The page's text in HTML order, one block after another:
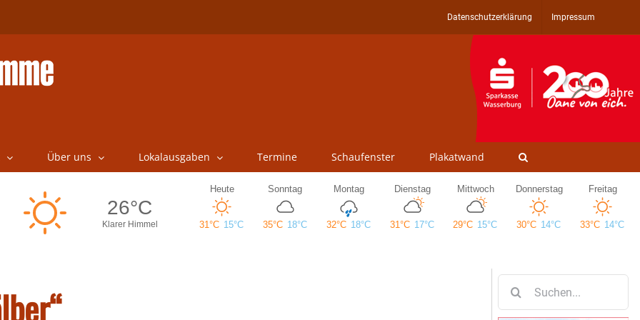
Datenschutzerklärung Impressum
Über uns Lokalausgaben Termine Schaufenster Plakatwand
nach: